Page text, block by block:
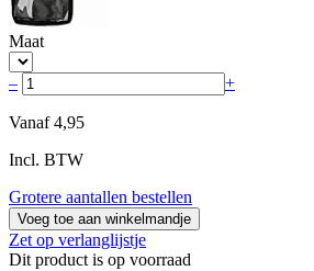
Maat
– +
Vanaf 4,95
Incl. BTW
Grotere aantallen bestellen
Voeg toe aan winkelmandje
Zet op verlanglijstje
Dit product is op voorraad